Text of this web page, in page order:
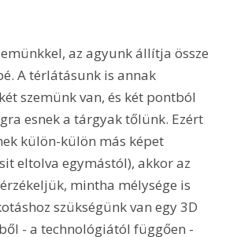
az agyunk állítja össze
A térlátásunk is annak
szemünk van, és két pontból
esnek a tárgyak tőlünk. Ezért
külön-külön más képet
eltolva egymástól), akkor az
mintha mélysége is
szükségünk van egy 3D
- a technológiától függően -